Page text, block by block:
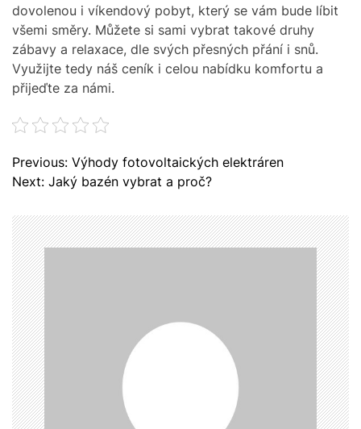
dovolenou i víkendový pobyt, který se vám bude líbit
všemi směry. Můžete si sami vybrat takové druhy
zábavy a relaxace, dle svých přesných přání i snů.
Využijte tedy náš ceník i celou nabídku komfortu a
přijeďte za námi.
N
a
i
g
a
c
e
p
r
o
p
ř
í
Previous: Výhody fotovoltaických elektráren
Next: Jaký bazén vybrat a proč?